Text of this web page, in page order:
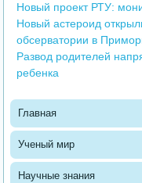
Новый проект РТУ:
Новый астероид
обсерватории в
Развод родителей
ребенка
Главная
Ученый мир
Научные знания